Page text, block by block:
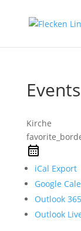
Events
Kirche
iCal Export
Google
Outlook 365
Outlook